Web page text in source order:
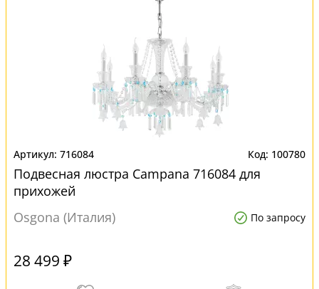
716084 100780
Подвесная люстра Campana 716084 для
прихожей
Osgona (Италия)
По запросу
28 499 ₽